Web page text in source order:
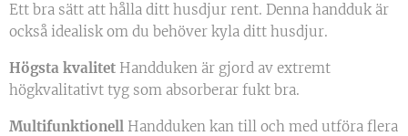
Ett bra sätt att hålla ditt husdjur rent. Denna handduk är
också idealisk om du behöver kyla ditt husdjur.
Högsta kvalitet Handduken är gjord av extremt
högkvalitativt tyg som absorberar fukt bra.
Multifunktionell Handduken kan till och med utföra flera